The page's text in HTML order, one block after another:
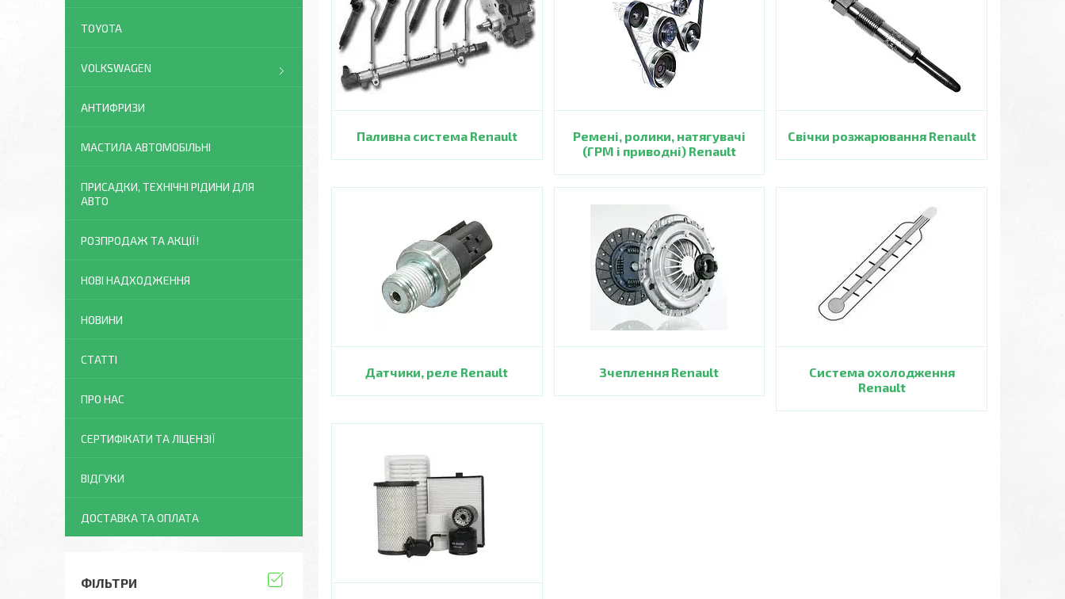
Паливна система Renault
Ремені, ролики, натягувачі
(ГРМ і приводні) Renault
Свічки розжарювання Renault
Датчики, реле Renault Зчеплення Renault
Система охолодження
Renault
TOYOTA
VOLKSWAGEN
АНТИФРИЗИ
МАСТИЛА АВТОМОБІЛЬНІ
ПРИСАДКИ, ТЕХНІЧНІ РІДИНИ ДЛЯ
АВТО
РОЗПРОДАЖ ТА АКЦІЇ!
НОВІ НАДХОДЖЕННЯ
НОВИНИ
СТАТТІ
ПРО НАС
СЕРТИФІКАТИ ТА ЛІЦЕНЗІЇ
ВІДГУКИ
ДОСТАВКА ТА ОПЛАТА
ФІЛЬТРИ